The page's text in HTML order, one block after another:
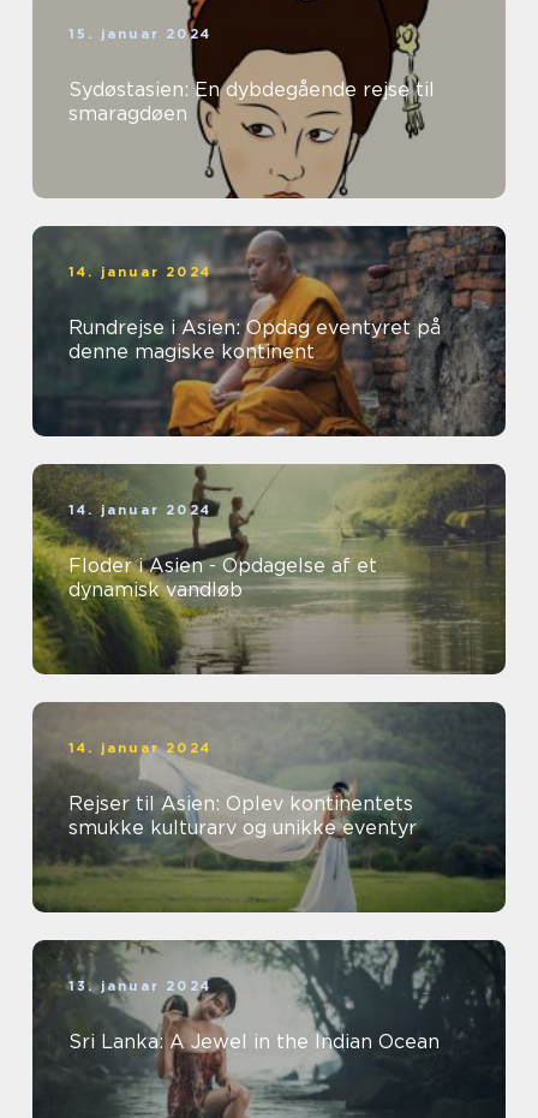
15. januar 2024
Sydøstasien: En dybdegående rejse til
smaragdøen
14. januar 2024
Rundrejse i Asien: Opdag eventyret på
denne magiske kontinent
14. januar 2024
Floder i Asien - Opdagelse af et
dynamisk vandløb
14. januar 2024
Rejser til Asien: Oplev kontinentets
smukke kulturarv og unikke eventyr
13. januar 2024
Sri Lanka: A Jewel in the Indian Ocean